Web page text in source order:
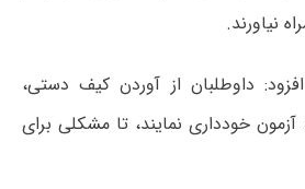
نیاورند.
داوطلبان از آوردن کیف دستی،
خودداری نمایند، تا مشکلی برای